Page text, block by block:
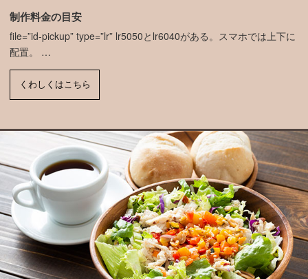
制作料金の目安
file=”id-pickup” type=”lr” lr5050とlr6040がある。スマホでは上下に
配置。 …
くわしくはこちら